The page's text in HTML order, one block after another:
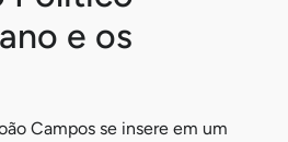
e os
Campos se insere em um